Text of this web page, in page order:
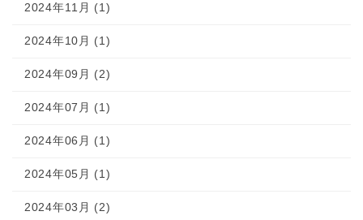
2024年11月 (1)
2024年10月 (1)
2024年09月 (2)
2024年07月 (1)
2024年06月 (1)
2024年05月 (1)
2024年03月 (2)